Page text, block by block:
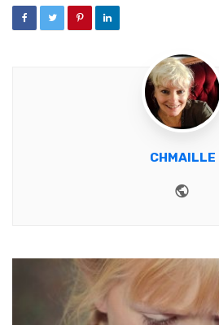
CHMAILLE